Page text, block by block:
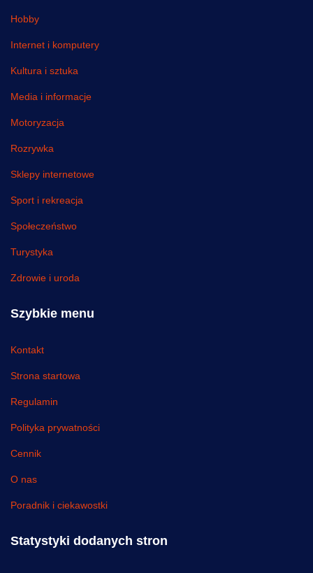
Hobby
Internet i komputery
Kultura i sztuka
Media i informacje
Motoryzacja
Rozrywka
Sklepy internetowe
Sport i rekreacja
Społeczeństwo
Turystyka
Zdrowie i uroda
Szybkie menu
Kontakt
Strona startowa
Regulamin
Polityka prywatności
Cennik
O nas
Poradnik i ciekawostki
Statystyki dodanych stron